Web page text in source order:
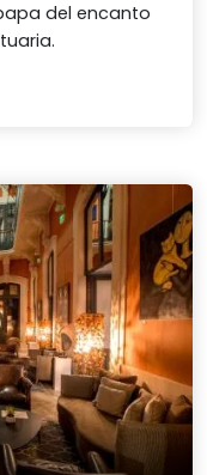
del encanto